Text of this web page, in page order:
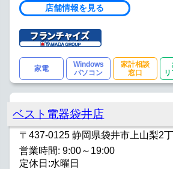
店舗情報を見る
家電
Windows
パソコン
家計相談
窓口
ベスト電器袋井店
〒437-0125 静岡県袋井市上山梨2
営業時間: 9:00～19:00
定休日:水曜日